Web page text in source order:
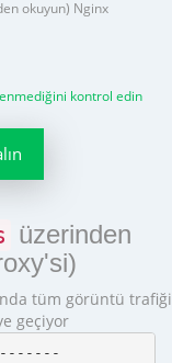
okuyun) Nginx
kontrol edin
üzerinden
tüm görüntü trafiği
geçiyor